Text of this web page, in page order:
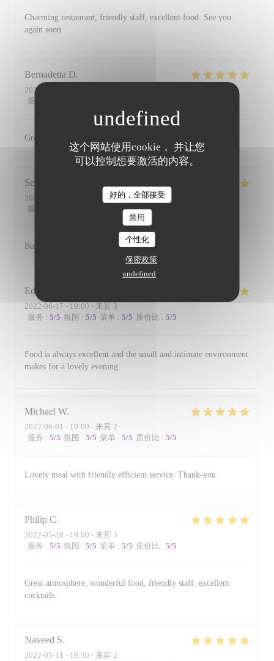
这个网站使用cookie， 并让您
可以控制想要激活的内容。
好的，全部接受
禁用
个性化
保密政策
undefined
Charming restaurant, friendly staff, excellent food. See you
again soon
Bernadetta D
2022-07-11
服务
Great food and friendly staff. Highly recommended.
Serena
2022-07-01
- 20:00 - 来宾 2
服务
5/5 质价比
Busy, friendly atmosphere with amazing food
Edward
2022-06-17 - 19:00 - 来宾 3
服务 : 5/5 氛围 : 5/5 菜单 : 5/5 质价比 : 5/5
Food is always excellent and the small and intimate environment
makes for a lovely evening.
Michael W
2022-06-01 - 19:00 - 来宾 2
服务 : 5/5 氛围 : 5/5 菜单 : 5/5 质价比 : 5/5
Lovely meal with friendly efficient service. Thank-you.
Philip C
2022-05-28 - 19:00 - 来宾 3
服务 : 5/5 氛围 : 5/5 菜单 : 5/5 质价比 : 5/5
Great atmosphere, wonderful food, friendly staff, excellent
cocktails.
Naveed S
2022-05-11 - 19:30 - 来宾 2